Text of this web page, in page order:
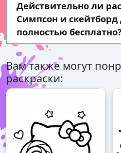
Действительно ли
Симпсон и скейтборд
полностью
Вам также могут
раскраски: